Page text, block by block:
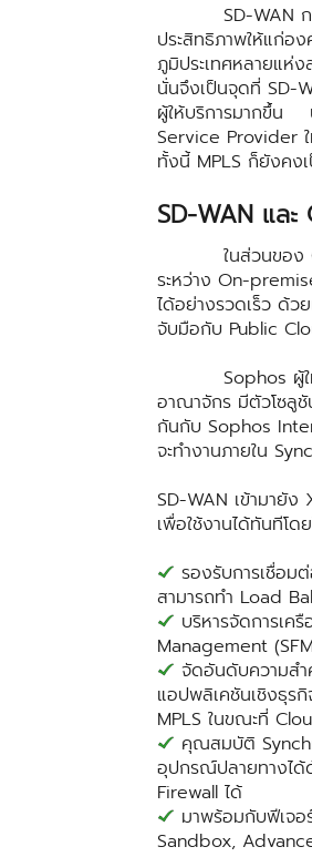
SD-WAN การเ
ประสิทธิภาพให้แก่อ
ภูมิประเทศหลายแห่
นั่นจึงเป็นจุดที่ SD-
ผู้ให้บริการมากขึ้น
Service Provider
ทั้งนี้ MPLS ก็ยังคง
SD-WAN แล
ในส่วนของ
ระหว่าง On-
ได้อย่างรวดเร็ว ด้ว
จับมือกับ Public
Sophos ผู้ให้บริ
อาณาจักร มีตัวโซลู
กันกับ Sophos
จะทำงานภายใน
SD-WAN เข้ามายั
เพื่อใช้งานได้ทันทีโ
รองรับการเชื่อม
สามารถทำ Load
บริหารจัดการเ
Management
จัดอันดับความสำ
แอปพลิเคชันเชิงธุร
MPLS ในขณะที่
คุณสมบัติ
อุปกรณ์ปลายทางได้
Firewall ได้
มาพร้อมกับฟีเจ
Sandbox,